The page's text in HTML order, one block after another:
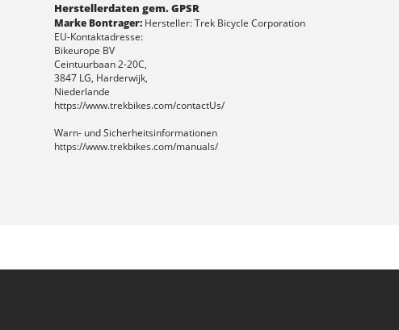
Herstellerdaten gem. GPSR
Marke Bontrager: Hersteller: Trek Bicycle Corporation
EU-Kontaktadresse:
Bikeurope BV
Ceintuurbaan 2-20C,
3847 LG, Harderwijk,
Niederlande
https://www.trekbikes.com/contactUs/
Warn- und Sicherheitsinformationen
https://www.trekbikes.com/manuals/